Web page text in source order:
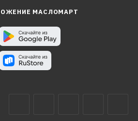
МАСЛОМАРТ